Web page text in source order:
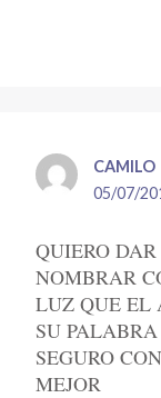
CAMILO
05/07/
QUIERO
NOMBRAR
LUZ QUE EL
SU
SEGURO
MEJOR